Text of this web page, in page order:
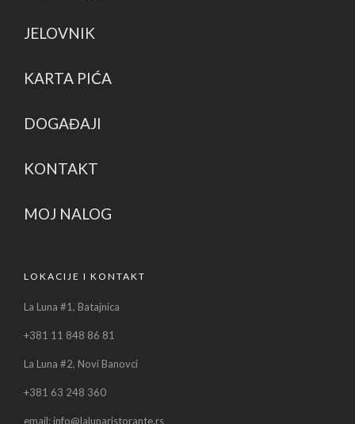
JELOVNIK
KARTA PIĆA
DOGAĐAJI
KONTAKT
MOJ NALOG
LOKACIJE I KONTAKT
La Luna #1, Batajnica
+381 11 848 86 81
La Luna #2, Novi Banovci
+381 63 248 360
email: info@lalunaristorante.rs